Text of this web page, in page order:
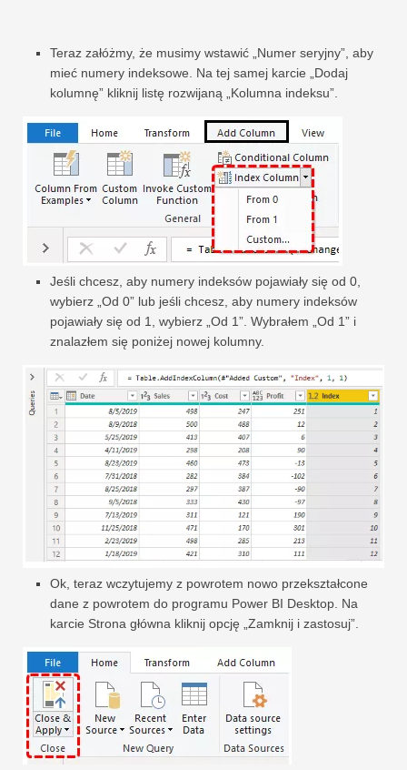
Teraz załóżmy, że musimy wstawić „Numer seryjny”, aby
mieć numery indeksowe. Na tej samej karcie „Dodaj
kolumnę” kliknij listę rozwijaną „Kolumna indeksu”.
Jeśli chcesz, aby numery indeksów pojawiały się od 0,
wybierz „Od 0” lub jeśli chcesz, aby numery indeksów
pojawiały się od 1, wybierz „Od 1”. Wybrałem „Od 1” i
znalazłem się poniżej nowej kolumny.
Ok, teraz wczytujemy z powrotem nowo przekształcone
dane z powrotem do programu Power BI Desktop. Na
karcie Strona główna kliknij opcję „Zamknij i zastosuj”.